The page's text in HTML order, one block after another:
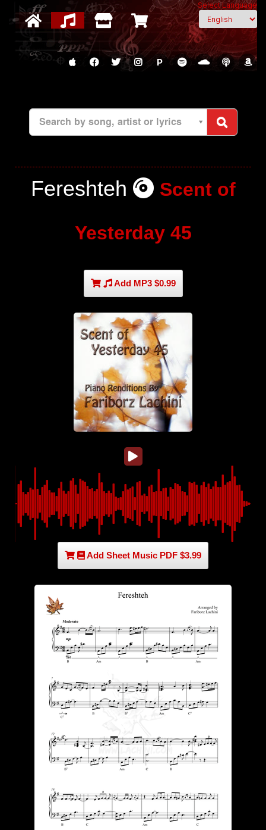
Select Language
P
Search by song, artist or lyrics
Fereshteh Scent of
Yesterday 45
Add MP3 $0.99
Add Sheet Music PDF $3.99